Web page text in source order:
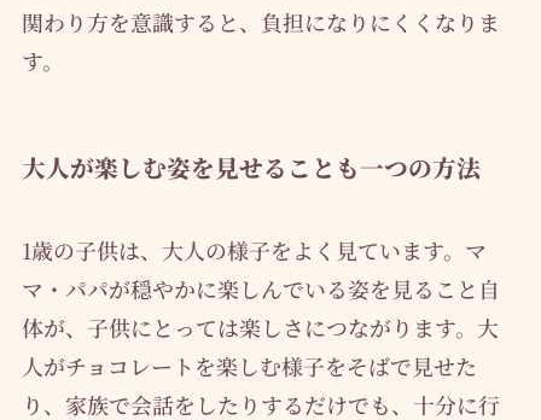
関わり方を意識すると、負担になりにくくなりま
す。
大人が楽しむ姿を見せることも一つの方法
1歳の子供は、大人の様子をよく見ています。マ
マ・パパが穏やかに楽しんでいる姿を見ること自
体が、子供にとっては楽しさにつながります。大
人がチョコレートを楽しむ様子をそばで見せた
り、家族で会話をしたりするだけでも、十分に行